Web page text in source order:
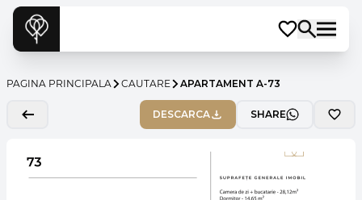
PAGINA PRINCIPALA CAUTARE APARTAMENT A-73
DESCARCA SHARE